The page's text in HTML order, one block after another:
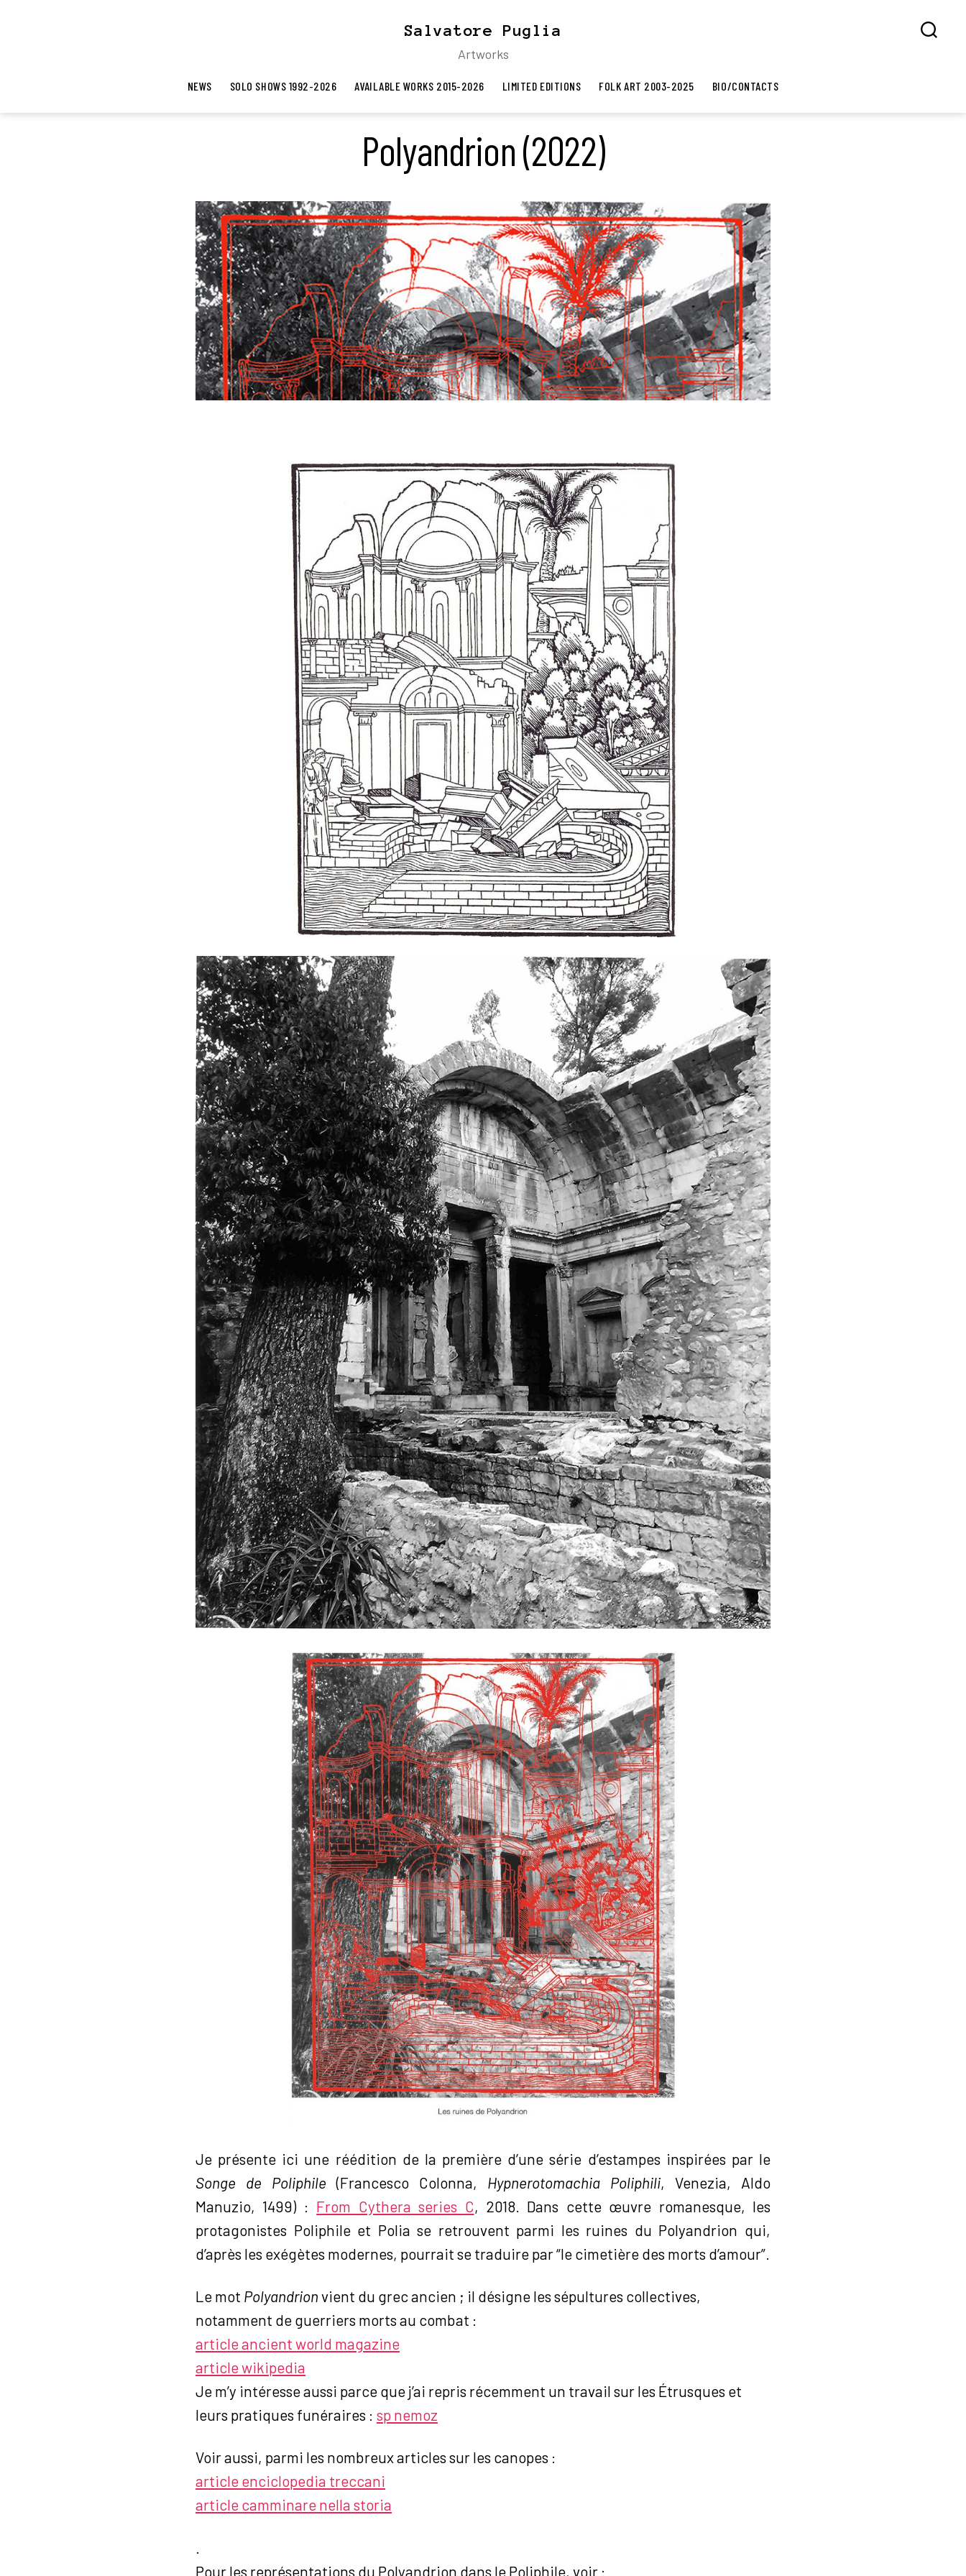
Salvatore Puglia
Artworks
NEWS SOLO SHOWS 1992-2026 AVAILABLE WORKS 2015-2026 LIMITED EDITIONS FOLK ART 2003-2025 BIO/CONTACTS
Polyandrion (2022)
Je présente ici une réédition de la première d’une série d’estampes inspirées par le
Songe de Poliphile (Francesco Colonna, Hypnerotomachia Poliphili, Venezia, Aldo
Manuzio, 1499) : From Cythera series C, 2018. Dans cette œuvre romanesque, les
protagonistes Poliphile et Polia se retrouvent parmi les ruines du Polyandrion qui,
d’après les exégètes modernes, pourrait se traduire par “le cimetière des morts d’amour”.
Le mot Polyandrion vient du grec ancien ; il désigne les sépultures collectives,
notamment de guerriers morts au combat :
article ancient world magazine
article wikipedia
Je m’y intéresse aussi parce que j’ai repris récemment un travail sur les Étrusques et
leurs pratiques funéraires : sp nemoz
Voir aussi, parmi les nombreux articles sur les canopes :
article enciclopedia treccani
article camminare nella storia
Pour les représentations du Polyandrion dans le Poliphile, voir :